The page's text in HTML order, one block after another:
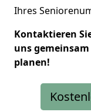
Ihres
Kontaktieren
uns
planen!